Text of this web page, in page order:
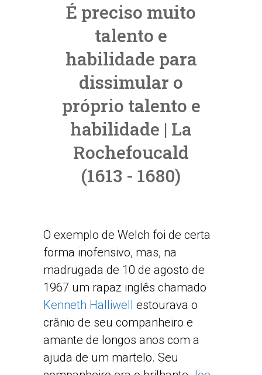
É preciso muito
talento e
habilidade para
dissimular o
próprio talento e
habilidade | La
Rochefoucald
(1613 - 1680)
O exemplo de Welch foi de certa
forma inofensivo, mas, na
madrugada de 10 de agosto de
1967 um rapaz inglês chamado
Kenneth Halliwell estourava o
crânio de seu companheiro e
amante de longos anos com a
ajuda de um martelo. Seu